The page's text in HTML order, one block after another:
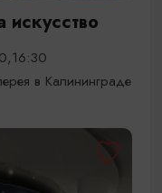
в Калининграде